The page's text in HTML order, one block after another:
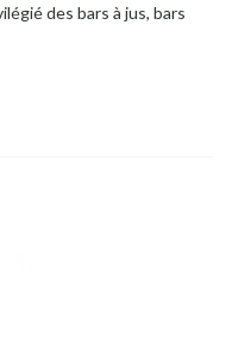
des bars à jus, bars